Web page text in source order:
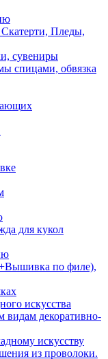
Пледы,
сувениры
спицами, обвязка
для кукол
по филе),
искусства
декоративно-
искусству
из проволоки.